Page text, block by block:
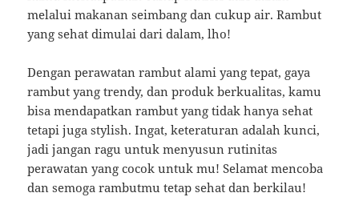
melalui makanan seimbang dan cukup air. Rambut
yang sehat dimulai dari dalam, lho!
Dengan perawatan rambut alami yang tepat, gaya
rambut yang trendy, dan produk berkualitas, kamu
bisa mendapatkan rambut yang tidak hanya sehat
tetapi juga stylish. Ingat, keteraturan adalah kunci,
jadi jangan ragu untuk menyusun rutinitas
perawatan yang cocok untuk mu! Selamat mencoba
dan semoga rambutmu tetap sehat dan berkilau!